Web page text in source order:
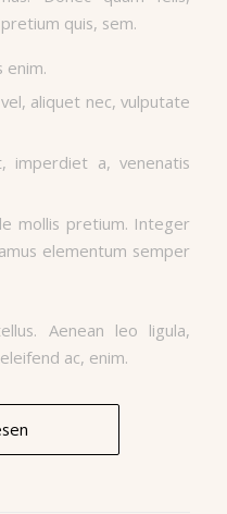
quis, sem.
enim.
aliquet nec, vulputate
imperdiet a, venenatis
mollis pretium. Integer
elementum semper
Aenean leo ligula,
ac, enim.